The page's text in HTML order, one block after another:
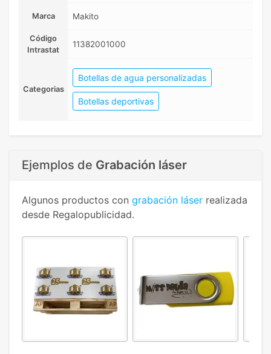
Marca Makito
Código
Intrastat
11382001000
Categorias
Botellas de agua personalizadas
Botellas deportivas
Ejemplos de Grabación láser
Algunos productos con grabación láser realizada
desde Regalopublicidad.